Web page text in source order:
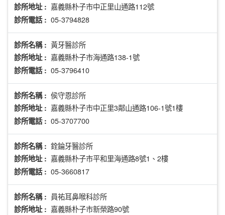
診所地址 : 嘉義縣朴子市中正里山通路112號
診所電話 : 05-3794828
診所名稱 : 黃牙醫診所
診所地址 : 嘉義縣朴子市海通路138-1號
診所電話 : 05-3796410
診所名稱 : 侯守恩診所
診所地址 : 嘉義縣朴子市中正里3鄰山通路106-1號1樓
診所電話 : 05-3707700
診所名稱 : 銓錀牙醫診所
診所地址 : 嘉義縣朴子市平和里海通路8號1、2樓
診所電話 : 05-3660817
診所名稱 : 員祐耳鼻喉科診所
診所地址 : 嘉義縣朴子市新榮路90號